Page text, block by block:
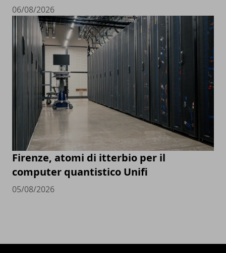
06/08/2026
Firenze, atomi di itterbio per il
computer quantistico Unifi
05/08/2026